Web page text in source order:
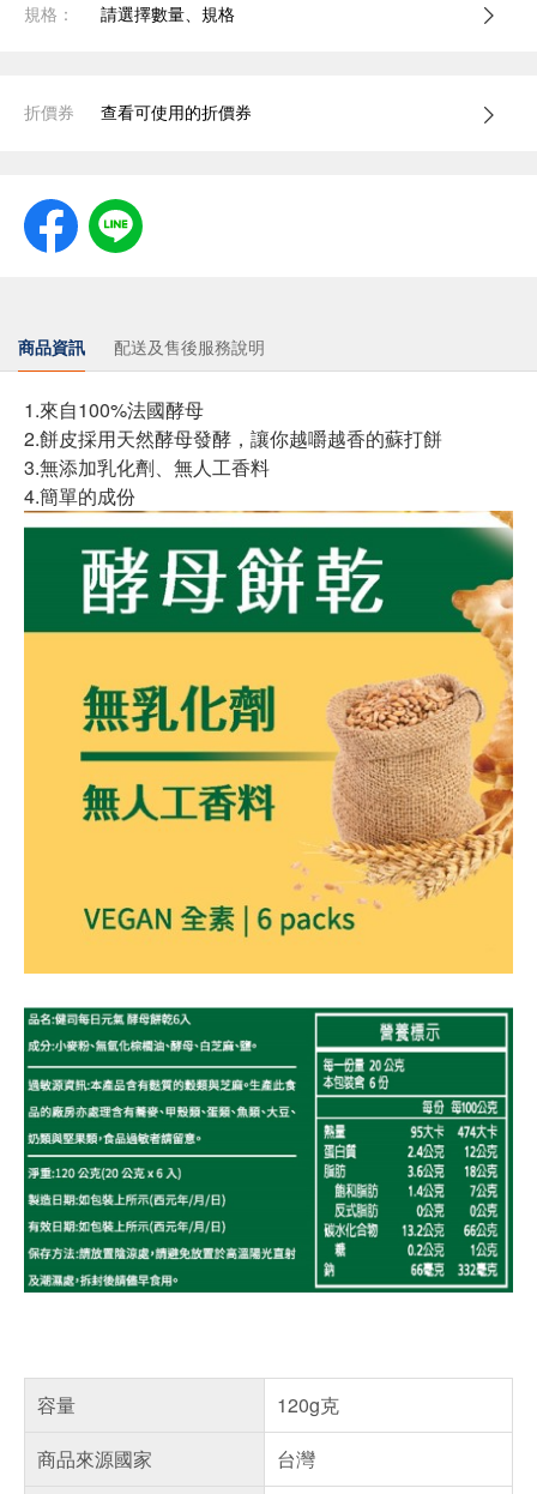
規格： 請選擇數量、規格
折價券 查看可使用的折價券
商品資訊 配送及售後服務說明
1.來自100%法國酵母
2.餅皮採用天然酵母發酵，讓你越嚼越香的蘇打餅
3.無添加乳化劑、無人工香料
4.簡單的成份
容量
120g克
商品來源國家
台灣